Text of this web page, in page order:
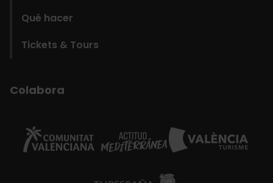
Qué hacer
Tickets & Tours
Colabora